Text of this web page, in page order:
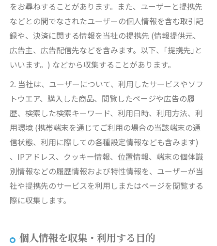
をお尋ねすることがあります。また、ユーザーと提携先
などとの間でなされたユーザーの個人情報を含む取引記
録や、決済に関する情報を当社の提携先 (情報提供元、
広告主、広告配信先などを含みます。以下、｢提携先｣と
いいます。) などから収集することがあります。
2. 当社は、ユーザーについて、利用したサービスやソフ
トウエア、購入した商品、閲覧したページや広告の履
歴、検索した検索キーワード、利用日時、利用方法、利
用環境 (携帯端末を通じてご利用の場合の当該端末の通
信状態、利用に際しての各種設定情報なども含みます)
、IPアドレス、クッキー情報、位置情報、端末の個体識
別情報などの履歴情報および特性情報を、ユーザーが当
社や提携先のサービスを利用しまたはページを閲覧する
際に収集します。
個人情報を収集・利用する目的